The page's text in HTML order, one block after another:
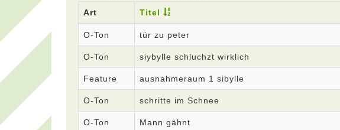
Art
Titel
O-Ton tür zu peter
O-Ton siybylle schluchzt wirklich
Feature ausnahmeraum 1 sibylle
O-Ton schritte im Schnee
O-Ton Mann gähnt